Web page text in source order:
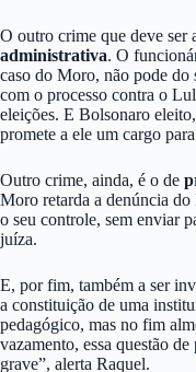
O outro crime que deve ser
administrativa. O
caso do Moro, não pode
com o processo contra o
eleições. E Bolsonaro
promete a ele um cargo
Outro crime, ainda, é o de
Moro retarda a denúncia
o seu controle, sem enviar
juíza.
E, por fim, também a ser
a constituição de uma
pedagógico, mas no fim
vazamento, essa questão
grave”, alerta Raquel.